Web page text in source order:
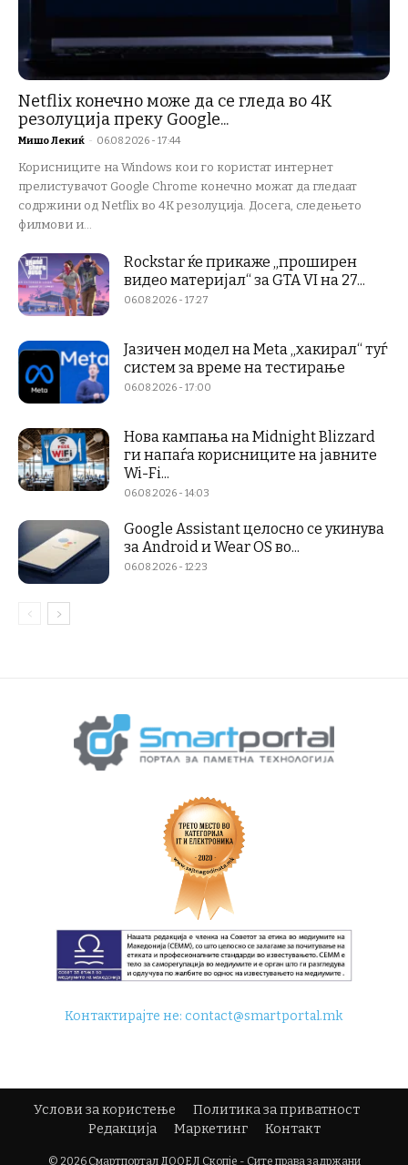
Netflix конечно може да се гледа во 4K
резолуција преку Google...
Мишо Лекиќ - 06.08.2026 - 17:44
Корисниците на Windows кои го користат интернет
прелистувачот Google Chrome конечно можат да гледаат
содржини од Netflix во 4K резолуција. Досега, следењето
филмови и...
Rockstar ќе прикаже „проширен
видео материјал“ за GTA VI на 27...
06.08.2026 - 17:27
Јазичен модел на Meta „хакирал“ туѓ
систем за време на тестирање
06.08.2026 - 17:00
Нова кампања на Midnight Blizzard
ги напаѓа корисниците на јавните
Wi-Fi...
06.08.2026 - 14:03
Google Assistant целосно се укинува
за Android и Wear OS во...
06.08.2026 - 12:23
Контактирајте не:contact@smartportal.mk
Услови за користење
Политика за приватност
Редакција
Маркетинг Контакт
© 2026 Смартпортал ДООЕЛ Скопје - Сите права задржани